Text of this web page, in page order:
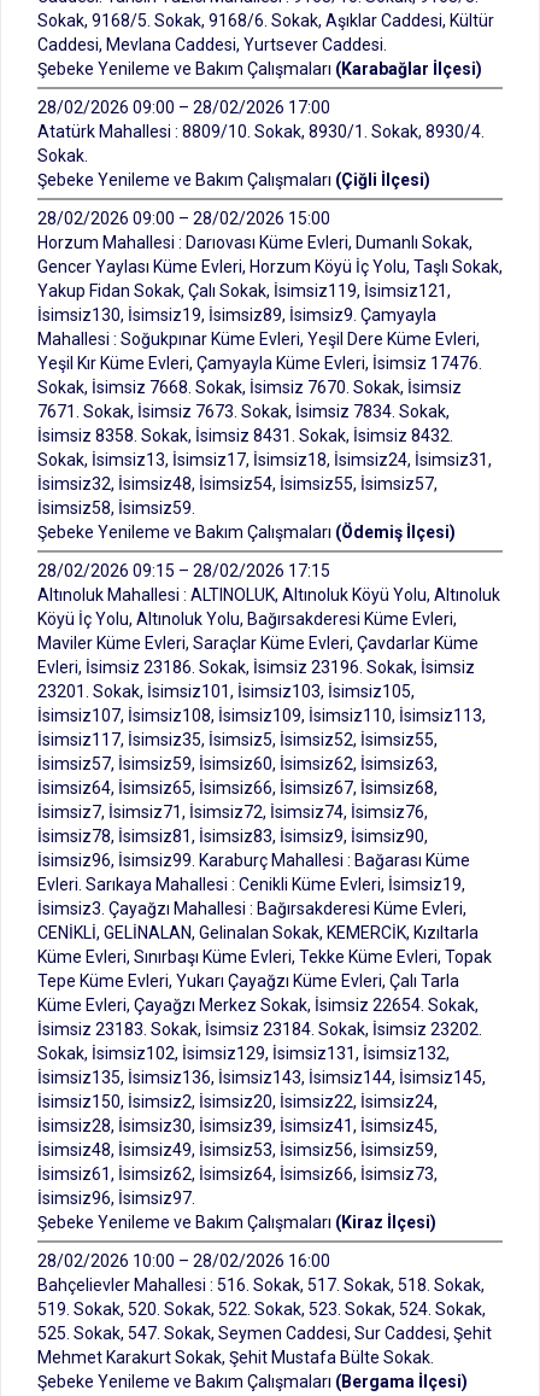
Sokak, 9168/5. Sokak, 9168/6. Sokak, Aşıklar Caddesi, Kültür
Caddesi, Mevlana Caddesi, Yurtsever Caddesi.
Şebeke Yenileme ve Bakım Çalışmaları (Karabağlar İlçesi)
28/02/2026 09:00 – 28/02/2026 17:00
Atatürk Mahallesi : 8809/10. Sokak, 8930/1. Sokak, 8930/4.
Sokak.
Şebeke Yenileme ve Bakım Çalışmaları (Çiğli İlçesi)
28/02/2026 09:00 – 28/02/2026 15:00
Horzum Mahallesi : Darıovası Küme Evleri, Dumanlı Sokak,
Gencer Yaylası Küme Evleri, Horzum Köyü İç Yolu, Taşlı Sokak,
Yakup Fidan Sokak, Çalı Sokak, İsimsiz119, İsimsiz121,
İsimsiz130, İsimsiz19, İsimsiz89, İsimsiz9. Çamyayla
Mahallesi : Soğukpınar Küme Evleri, Yeşil Dere Küme Evleri,
Yeşil Kır Küme Evleri, Çamyayla Küme Evleri, İsimsiz 17476.
Sokak, İsimsiz 7668. Sokak, İsimsiz 7670. Sokak, İsimsiz
7671. Sokak, İsimsiz 7673. Sokak, İsimsiz 7834. Sokak,
İsimsiz 8358. Sokak, İsimsiz 8431. Sokak, İsimsiz 8432.
Sokak, İsimsiz13, İsimsiz17, İsimsiz18, İsimsiz24, İsimsiz31,
İsimsiz32, İsimsiz48, İsimsiz54, İsimsiz55, İsimsiz57,
İsimsiz58, İsimsiz59.
Şebeke Yenileme ve Bakım Çalışmaları (Ödemiş İlçesi)
28/02/2026 09:15 – 28/02/2026 17:15
Altınoluk Mahallesi : ALTINOLUK, Altınoluk Köyü Yolu, Altınoluk
Köyü İç Yolu, Altınoluk Yolu, Bağırsakderesi Küme Evleri,
Maviler Küme Evleri, Saraçlar Küme Evleri, Çavdarlar Küme
Evleri, İsimsiz 23186. Sokak, İsimsiz 23196. Sokak, İsimsiz
23201. Sokak, İsimsiz101, İsimsiz103, İsimsiz105,
İsimsiz107, İsimsiz108, İsimsiz109, İsimsiz110, İsimsiz113,
İsimsiz117, İsimsiz35, İsimsiz5, İsimsiz52, İsimsiz55,
İsimsiz57, İsimsiz59, İsimsiz60, İsimsiz62, İsimsiz63,
İsimsiz64, İsimsiz65, İsimsiz66, İsimsiz67, İsimsiz68,
İsimsiz7, İsimsiz71, İsimsiz72, İsimsiz74, İsimsiz76,
İsimsiz78, İsimsiz81, İsimsiz83, İsimsiz9, İsimsiz90,
İsimsiz96, İsimsiz99. Karaburç Mahallesi : Bağarası Küme
Evleri. Sarıkaya Mahallesi : Cenikli Küme Evleri, İsimsiz19,
İsimsiz3. Çayağzı Mahallesi : Bağırsakderesi Küme Evleri,
CENİKLİ, GELİNALAN, Gelinalan Sokak, KEMERCİK, Kızıltarla
Küme Evleri, Sınırbaşı Küme Evleri, Tekke Küme Evleri, Topak
Tepe Küme Evleri, Yukarı Çayağzı Küme Evleri, Çalı Tarla
Küme Evleri, Çayağzı Merkez Sokak, İsimsiz 22654. Sokak,
İsimsiz 23183. Sokak, İsimsiz 23184. Sokak, İsimsiz 23202.
Sokak, İsimsiz102, İsimsiz129, İsimsiz131, İsimsiz132,
İsimsiz135, İsimsiz136, İsimsiz143, İsimsiz144, İsimsiz145,
İsimsiz150, İsimsiz2, İsimsiz20, İsimsiz22, İsimsiz24,
İsimsiz28, İsimsiz30, İsimsiz39, İsimsiz41, İsimsiz45,
İsimsiz48, İsimsiz49, İsimsiz53, İsimsiz56, İsimsiz59,
İsimsiz61, İsimsiz62, İsimsiz64, İsimsiz66, İsimsiz73,
İsimsiz96, İsimsiz97.
Şebeke Yenileme ve Bakım Çalışmaları (Kiraz İlçesi)
28/02/2026 10:00 – 28/02/2026 16:00
Bahçelievler Mahallesi : 516. Sokak, 517. Sokak, 518. Sokak,
519. Sokak, 520. Sokak, 522. Sokak, 523. Sokak, 524. Sokak,
525. Sokak, 547. Sokak, Seymen Caddesi, Sur Caddesi, Şehit
Mehmet Karakurt Sokak, Şehit Mustafa Bülte Sokak.
Şebeke Yenileme ve Bakım Çalışmaları (Bergama İlçesi)